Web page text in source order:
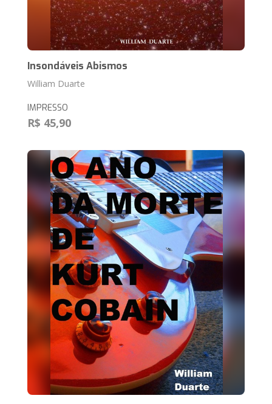
Insondáveis Abismos
William Duarte
IMPRESSO
R$ 45,90